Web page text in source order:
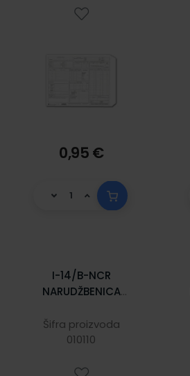
0,95 €
I-14/B-NCR
NARUDŽBENICA
Blok 100 listova, 21
x 14,8 cm
Šifra proizvoda
010110